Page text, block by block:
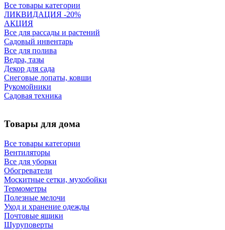
Все товары категории
ЛИКВИДАЦИЯ -20%
АКЦИЯ
Все для рассады и растений
Садовый инвентарь
Все для полива
Ведра, тазы
Декор для сада
Снеговые лопаты, ковши
Рукомойники
Садовая техника
Товары для дома
Все товары категории
Вентиляторы
Все для уборки
Обогреватели
Москитные сетки, мухобойки
Термометры
Полезные мелочи
Уход и хранение одежды
Почтовые ящики
Шуруповерты